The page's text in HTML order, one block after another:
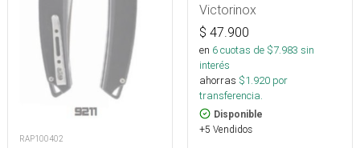
RAP100402
Victorinox
$ 47.900
en 6cuotas de $7.983 sin
interés
ahorras $1.920 por
transferencia.
Disponible
+5 Vendidos